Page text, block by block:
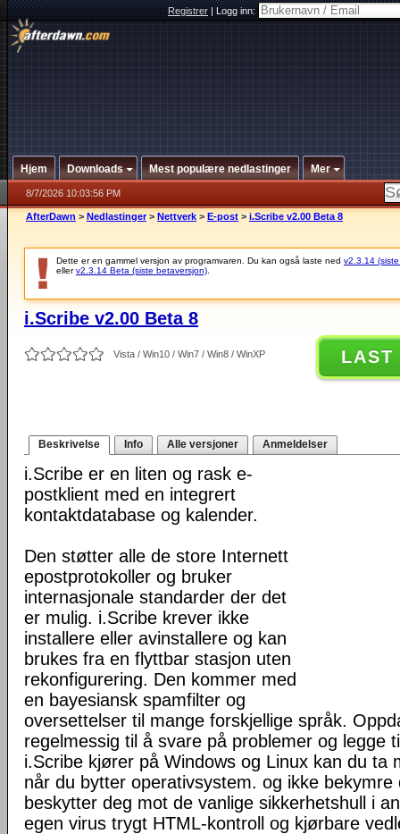
Registrer|Logg inn:
Hjem Downloads Mest populære nedlastinger Mer
8/7/2026 10:03:56 PM
AfterDawn > Nedlastinger > Nettverk > E-post > i.Scribe v2.00 Beta 8
Dette er en gammel versjon av programvaren. Du kan også laste ned v2.3.14
ellerv2.3.14 Beta (siste betaversjon)
i.Scribe v2.00 Beta 8
Vista / Win10 / Win7 / Win8 / WinXP LAST
Beskrivelse Info Alle versjoner Anmeldelser
i.Scribe er en liten og rask e-
postklient med en integrert
kontaktdatabase og kalender.
Den støtter alle de store Internett
epostprotokoller og bruker
internasjonale standarder der det
er mulig. i.Scribe krever ikke
installere eller avinstallere og kan
brukes fra en flyttbar stasjon uten
rekonfigurering. Den kommer med
en bayesiansk spamfilter og
oversettelser til mange forskjellige språk.
regelmessig til å svare på problemer og legge
i.Scribe kjører på Windows og Linux kan du ta
når du bytter operativsystem. og ikke
beskytter deg mot de vanlige sikkerhetshull i
egen virus trygt HTML-kontroll og kjørbare